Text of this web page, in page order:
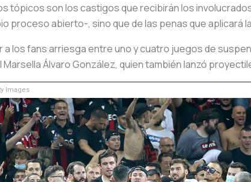
tópicos son los castigos que recibirán los
proceso abierto-, sino que de las penas que aplicará
los fans arriesga entre uno y cuatro juegos de
Álvaro González, quien también lanzó
Images